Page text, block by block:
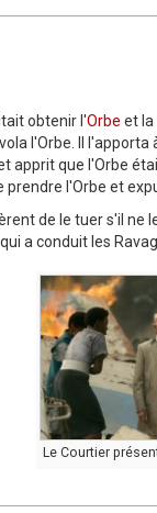
obtenir l'Orbe et la
l'Orbe. Il l'apporta
apprit que l'Orbe
l'Orbe et
de le tuer s'il ne
a conduit les
Le Courtier